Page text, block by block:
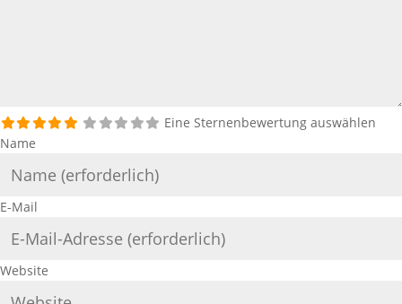
Eine Sternenbewertung auswählen
Name
E-Mail
Website